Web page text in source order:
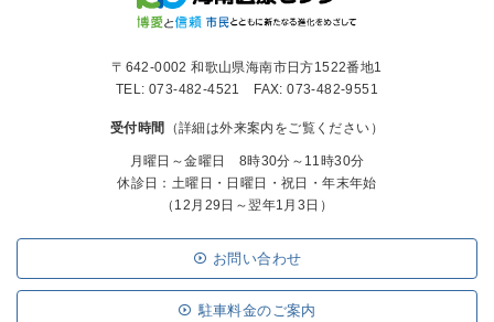
〒642-0002 和歌山県海南市日方1522番地1
TEL: 073-482-4521 FAX: 073-482-9551
受付時間 （詳細は外来案内をご覧ください）
月曜日～金曜日 8時30分～11時30分
休診日：土曜日・日曜日・祝日・年末年始
（12月29日～翌年1月3日）
お問い合わせ
駐車料金のご案内